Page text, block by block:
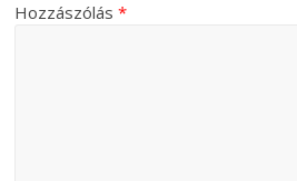
Hozzászólás*